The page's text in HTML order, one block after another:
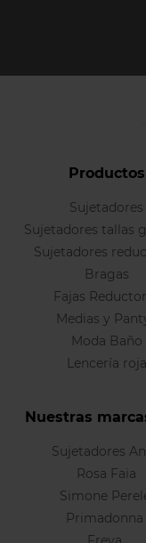
Productos
Sujetadores
Sujetadores tallas
Sujetadores
Bragas
Fajas
Medias y
Moda Baño
Lencería roja
Nuestras
Sujetadores
Rosa Faia
Simone
Primadonna